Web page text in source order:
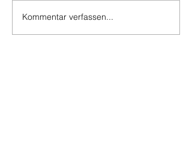
Kommentar verfassen...